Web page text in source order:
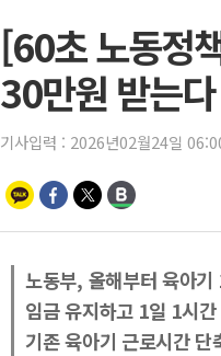
[60초 노동정
30만원 받는다
기사입력 : 2026년02월24일
노동부, 올해부터 육아
임금 유지하고 1일 1시
기존 육아기 근로시간 단